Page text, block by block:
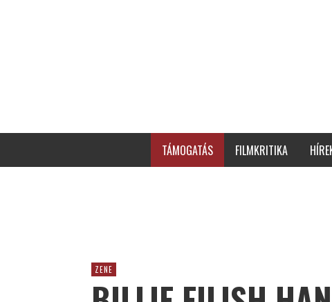
TÁMOGATÁS FILMKRITIKA
ZENE